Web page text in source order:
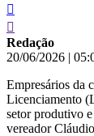
Redação
20/06/2026 |
Empresários da
Licenciamento
setor produtivo
vereador